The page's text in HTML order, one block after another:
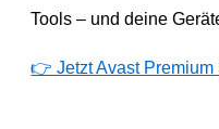
Tools – und deine
👉 Jetzt Avast